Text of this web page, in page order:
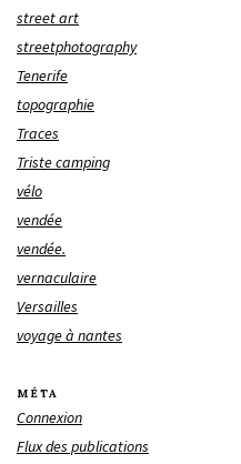
street art
streetphotography
Tenerife
topographie
Traces
Triste camping
vélo
vendée
vendée.
vernaculaire
Versailles
voyage à nantes
MÉTA
Connexion
Flux des publications